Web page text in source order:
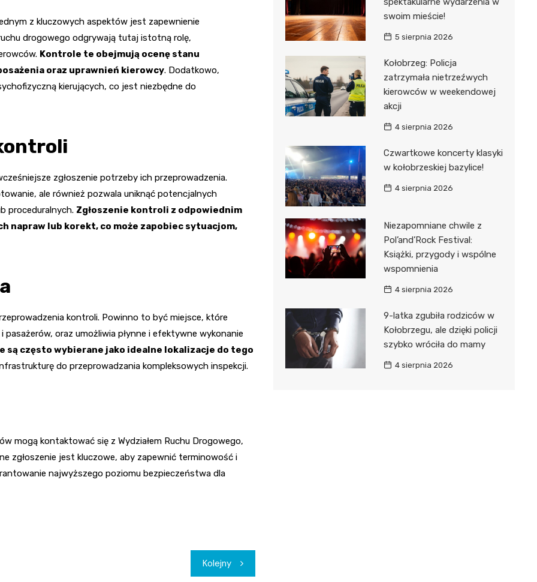
z kluczowych aspektów jest zapewnienie
drogowego odgrywają tutaj istotną rolę,
Kontrole te obejmują ocenę stanu
oraz uprawnień kierowcy. Dodatkowo,
kierujących, co jest niezbędne do
zgłoszenie potrzeby ich przeprowadzenia.
ale również pozwala uniknąć potencjalnych
proceduralnych. Zgłoszenie kontroli z odpowiednim
napraw lub korekt, co może zapobiec sytuacjom,
kontroli. Powinno to być miejsce, które
oraz umożliwia płynne i efektywne wykonanie
są często wybierane jako idealne lokalizacje do tego
do przeprowadzania kompleksowych inspekcji.
mogą kontaktować się z Wydziałem Ruchu Drogowego,
zgłoszenie jest kluczowe, aby zapewnić terminowość i
najwyższego poziomu bezpieczeństwa dla
Kolejny
swoim mieście!
5 sierpnia 2026
Kołobrzeg: Policja
zatrzymała nietrzeźwych
kierowców w weekendowej
akcji
4 sierpnia 2026
Czwartkowe koncerty klasyki
w kołobrzeskiej bazylice!
4 sierpnia 2026
Niezapomniane chwile z
Pol’and’Rock Festival:
Książki, przygody i wspólne
wspomnienia
4 sierpnia 2026
9-latka zgubiła rodziców w
Kołobrzegu, ale dzięki policji
szybko wróciła do mamy
4 sierpnia 2026